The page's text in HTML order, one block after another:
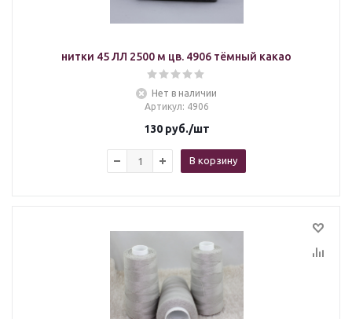
нитки 45 ЛЛ 2500 м цв. 4906 тёмный какао
Нет в наличии
Артикул: 4906
130руб./шт
В корзину